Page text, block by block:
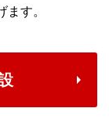
す。